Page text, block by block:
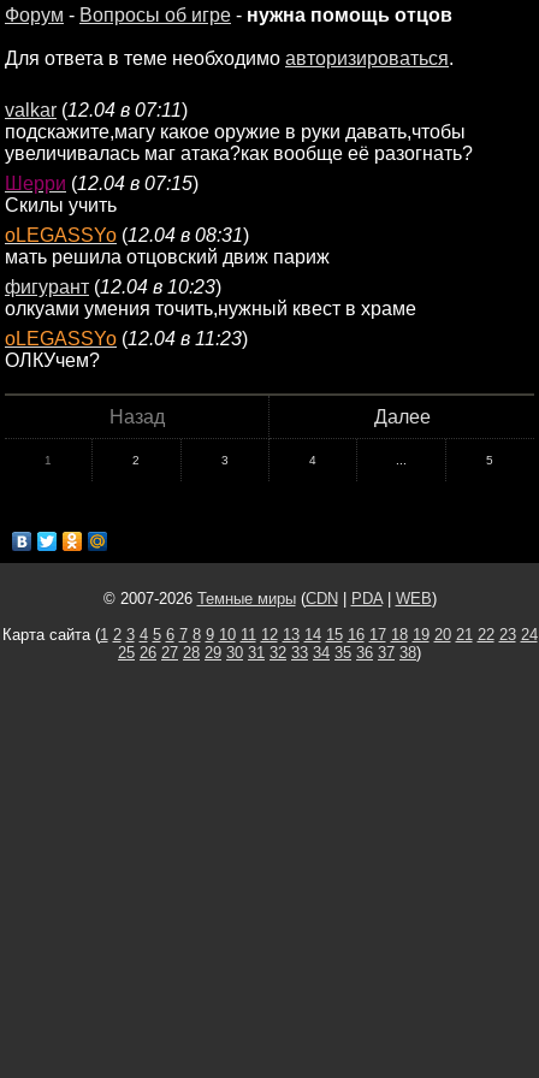
Форум - Вопросы об игре - нужна помощь отцов
Для ответа в теме необходимо авторизироваться.
valkar (12.04 в 07:11)
подскажите,магу какое оружие в руки давать,чтобы
увеличивалась маг атака?как вообще её разогнать?
Шерри (12.04 в 07:15)
Скилы учить
oLEGASSYo (12.04 в 08:31)
мать решила отцовский движ париж
фигурант (12.04 в 10:23)
олкуами умения точить,нужный квест в храме
oLEGASSYo (12.04 в 11:23)
ОЛКУчем?
Назад Далее
1 2 3 4 5
© 2007-2026 Темные миры(CDN PDA| WEB)
Карта сайта (1 2 3 4 5 6 7 8 9 10 11 12 13 14 15 16 17 18 19 20 21 22 23 24
25 26 27 28 29 30 31 32 33 34 35 36 37 38)